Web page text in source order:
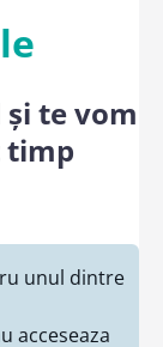
te vom
timp
unul dintre
acceseaza